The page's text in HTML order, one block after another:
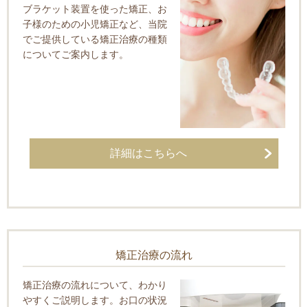
ブラケット装置を使った矯正、お
子様のための小児矯正など、当院
でご提供している矯正治療の種類
についてご案内します。
詳細はこちらへ
矯正治療の流れ
矯正治療の流れについて、わかり
やすくご説明します。お口の状況